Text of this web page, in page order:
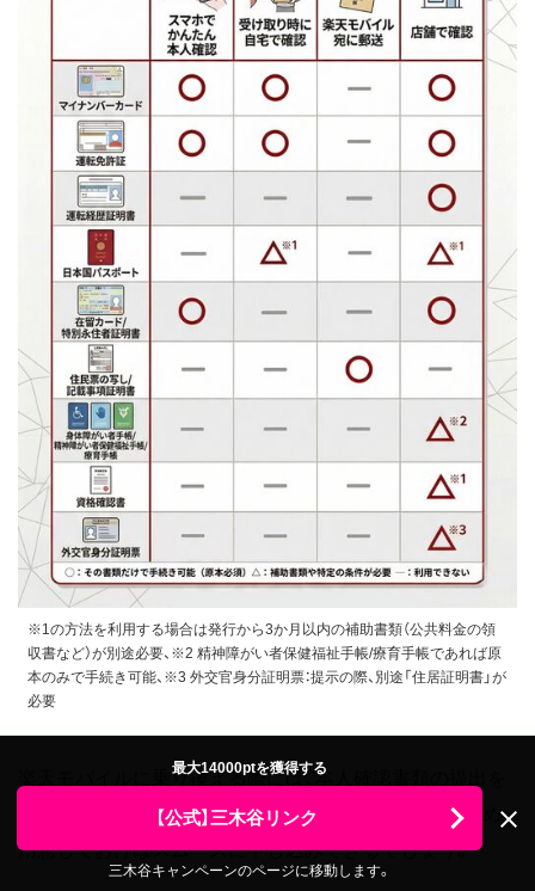
※1の方法を利用する場合は発行から3か月以内の補助書類（公共料金の領
収書など）が別途必要、※2 精神障がい者保健福祉手帳/療育手帳であれば原
本のみで手続き可能、※3 外交官身分証明票：提示の際、別途「住居証明書」が
必要
楽天モバイルに乗り換える際には、本人確認書類の提出を
求められます。必要な本人確認書類を確認し、あらかじめ
用意しておけばスムーズに申し込みできるでしょう。
最大14000ptを獲得する
【公式】三木谷リンク
三木谷キャンペーンのページに移動します。